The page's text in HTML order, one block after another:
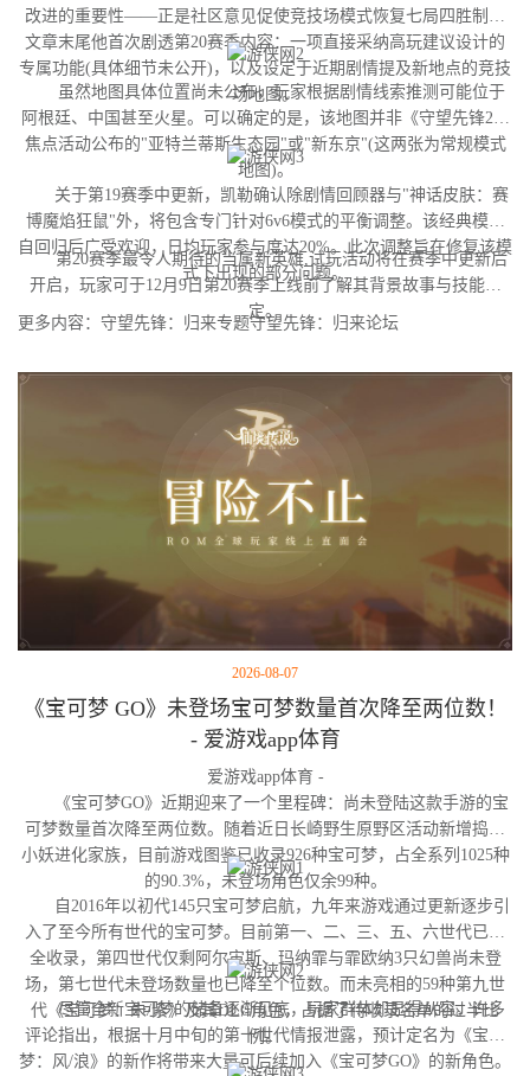
改进的重要性——正是社区意见促使竞技场模式恢复七局四胜制。
文章末尾他首次剧透第20赛季内容：一项直接采纳高玩建议设计的
专属功能(具体细节未公开)，以及设定于近期剧情提及新地点的竞技
场地图。
虽然地图具体位置尚未公布，玩家根据剧情线索推测可能位于
阿根廷、中国甚至火星。可以确定的是，该地图并非《守望先锋2》
焦点活动公布的"亚特兰蒂斯生态园"或"新东京"(这两张为常规模式
地图)。
关于第19赛季中更新，凯勒确认除剧情回顾器与"神话皮肤：赛
博魔焰狂鼠"外，将包含专门针对6v6模式的平衡调整。该经典模式
自回归后广受欢迎，日均玩家参与度达20%。此次调整旨在修复该模
式下出现的部分问题。
第20赛季最令人期待的当属新英雄,试玩活动将在赛季中更新后
开启，玩家可于12月9日第20赛季上线前了解其背景故事与技能设
定。
更多内容：守望先锋：归来专题守望先锋：归来论坛
2026-08-07
《宝可梦 GO》未登场宝可梦数量首次降至两位数！
- 爱游戏app体育
爱游戏app体育 -
《宝可梦GO》近期迎来了一个里程碑：尚未登陆这款手游的宝
可梦数量首次降至两位数。随着近日长崎野生原野区活动新增捣蛋
小妖进化家族，目前游戏图鉴已收录926种宝可梦，占全系列1025种
的90.3%，未登场角色仅余99种。
自2016年以初代145只宝可梦启航，九年来游戏通过更新逐步引
入了至今所有世代的宝可梦。目前第一、二、三、五、六世代已完
全收录，第四世代仅剩阿尔宙斯、玛纳霏与霏欧纳3只幻兽尚未登
场，第七世代未登场数量也已降至个位数。而未亮相的59种第九世
代《宝可梦：朱/紫》及其DLC角色，占据了待收录名单的过半比
例。
尽管全新宝可梦的储备逐渐见底，玩家群体却显得从容。许多
评论指出，根据十月中旬的第十世代情报泄露，预计定名为《宝可
梦：风/浪》的新作将带来大量可后续加入《宝可梦GO》的新角色。